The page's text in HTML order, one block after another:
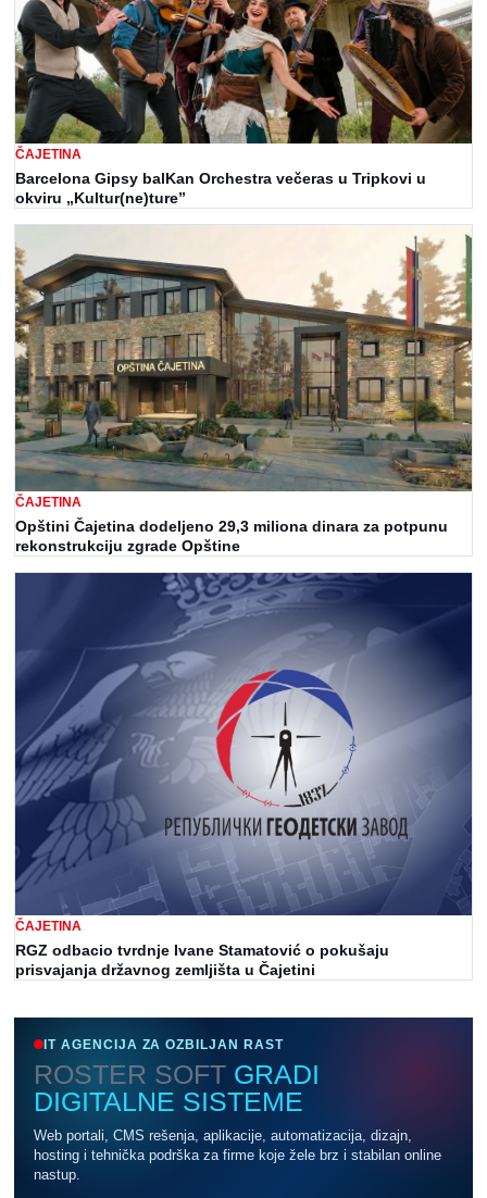
ČAJETINA
Barcelona Gipsy balKan Orchestra večeras u Tripkovi u
okviru „Kultur(ne)ture”
ČAJETINA
Opštini Čajetina dodeljeno 29,3 miliona dinara za potpunu
rekonstrukciju zgrade Opštine
ČAJETINA
RGZ odbacio tvrdnje Ivane Stamatović o pokušaju
prisvajanja državnog zemljišta u Čajetini
IT AGENCIJA ZA OZBILJAN RAST
ROSTER SOFT GRADI
DIGITALNE SISTEME
Web portali, CMS rešenja, aplikacije, automatizacija, dizajn,
hosting i tehnička podrška za firme koje žele brz i stabilan online
nastup.